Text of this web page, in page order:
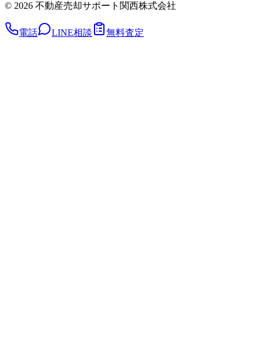
© 2026 不動産売却サポート関西株式会社
電話 LINE相談 無料査定